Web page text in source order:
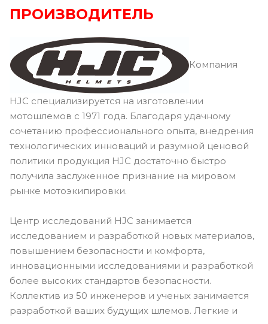
ПРОИЗВОДИТЕЛЬ
Компания
HJC специализируется на изготовлении
мотошлемов с 1971 года. Благодаря удачному
сочетанию профессионального опыта, внедрения
технологических инноваций и разумной ценовой
политики продукция HJC достаточно быстро
получила заслуженное признание на мировом
рынке мотоэкипировки.
Центр исследований HJC занимается
исследованием и разработкой новых материалов,
повышением безопасности и комфорта,
инновационными исследованиями и разработкой
более высоких стандартов безопасности.
Коллектив из 50 инженеров и ученых занимается
разработкой ваших будущих шлемов. Легкие и